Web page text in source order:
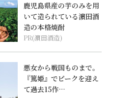
鹿児島県産の芋のみを用
いて造られている濵田酒
造の本格焼酎
PR(濵田酒造)
悪女から戦国ものまで。
『篤姫』でピークを迎え
て過去15作…